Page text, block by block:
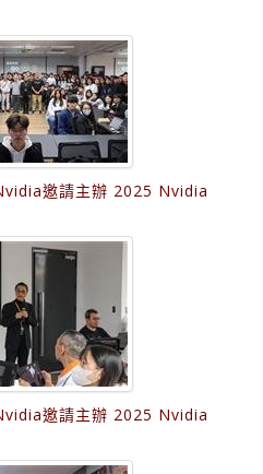
邀請主辦 2025 Nvidia
邀請主辦 2025 Nvidia